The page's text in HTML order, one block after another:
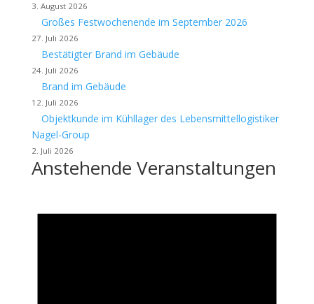
3. August 2026
Großes Festwochenende im September 2026
27. Juli 2026
Bestätigter Brand im Gebäude
24. Juli 2026
Brand im Gebäude
12. Juli 2026
Objektkunde im Kühllager des Lebensmittellogistiker
Nagel-Group
2. Juli 2026
Anstehende Veranstaltungen